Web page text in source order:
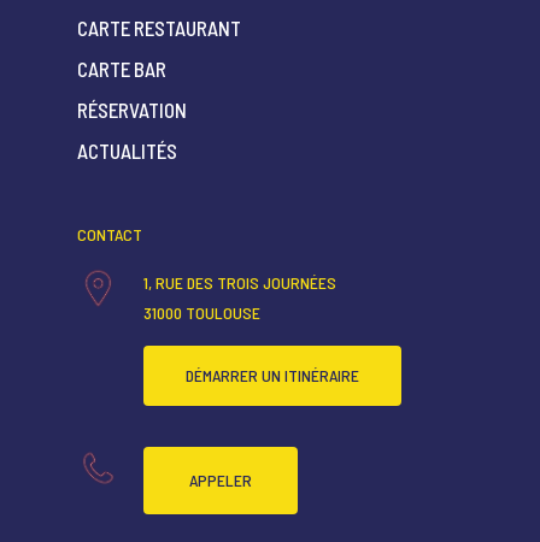
CARTE RESTAURANT
CARTE BAR
RÉSERVATION
ACTUALITÉS
CONTACT
1, RUE DES TROIS JOURNÉES
31000 TOULOUSE
DÉMARRER UN ITINÉRAIRE
APPELER
RÉSERVATION
ACTUALITÉS